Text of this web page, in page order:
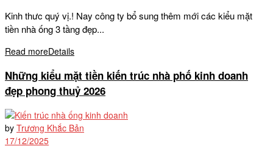
Kinh thưc quý vị.! Nay công ty bổ sung thêm mới các kiểu mặt
tiền nhà ống 3 tầng đẹp...
Read moreDetails
Những kiểu mặt tiền kiến trúc nhà phố kinh doanh
đẹp phong thuỷ 2026
by Trương Khắc Bản
17/12/2025